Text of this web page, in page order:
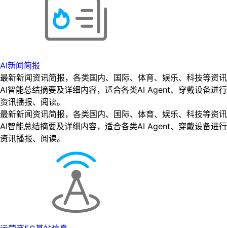
AI新闻简报
最新新闻资讯简报，各类国内、国际、体育、娱乐、科技等资讯
AI智能总结摘要及详细内容，适合各类AI Agent、穿戴设备进行
资讯播报、阅读。
最新新闻资讯简报，各类国内、国际、体育、娱乐、科技等资讯
AI智能总结摘要及详细内容，适合各类AI Agent、穿戴设备进行
资讯播报、阅读。